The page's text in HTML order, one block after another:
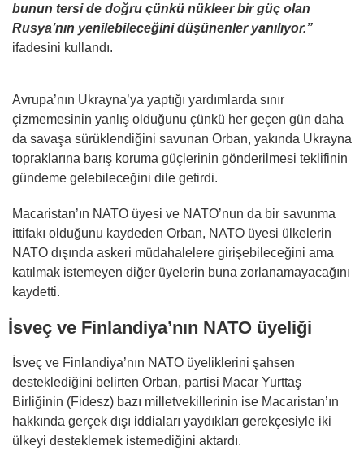
bunun tersi de doğru çünkü nükleer bir güç olan
Rusya’nın yenilebileceğini düşünenler yanılıyor.”
ifadesini kullandı.
Avrupa’nın Ukrayna’ya yaptığı yardımlarda sınır
çizmemesinin yanlış olduğunu çünkü her geçen gün daha
da savaşa sürüklendiğini savunan Orban, yakında Ukrayna
topraklarına barış koruma güçlerinin gönderilmesi teklifinin
gündeme gelebileceğini dile getirdi.
Macaristan’ın NATO üyesi ve NATO’nun da bir savunma
ittifakı olduğunu kaydeden Orban, NATO üyesi ülkelerin
NATO dışında askeri müdahalelere girişebileceğini ama
katılmak istemeyen diğer üyelerin buna zorlanamayacağını
kaydetti.
İsveç ve Finlandiya’nın NATO üyeliği
İsveç ve Finlandiya’nın NATO üyeliklerini şahsen
desteklediğini belirten Orban, partisi Macar Yurttaş
Birliğinin (Fidesz) bazı milletvekillerinin ise Macaristan’ın
hakkında gerçek dışı iddiaları yaydıkları gerekçesiyle iki
ülkeyi desteklemek istemediğini aktardı.